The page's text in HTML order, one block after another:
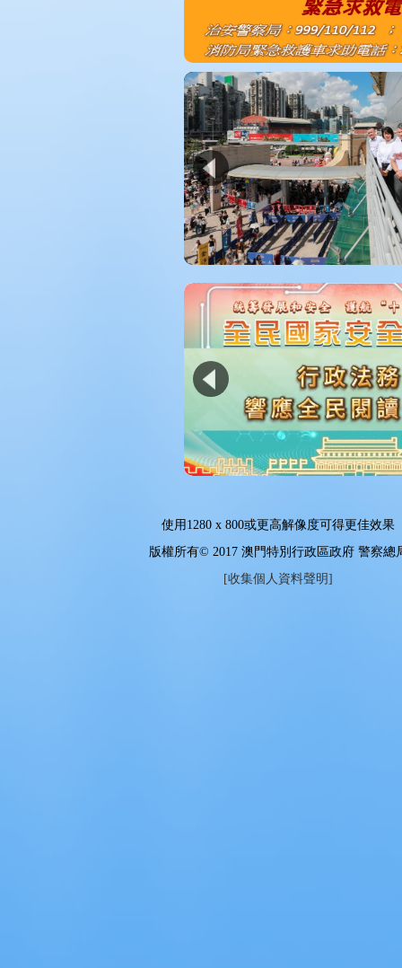
使用 1280 x 800或更高解像度可得更佳效果
版權所有© 2017 澳門特別行政區政府 警察總
[收集個人資料聲明]